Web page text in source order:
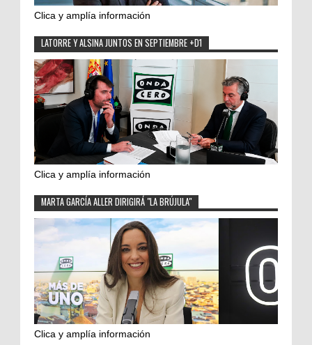
Clica y amplía información
LATORRE Y ALSINA JUNTOS EN SEPTIEMBRE +D1
Clica y amplía información
MARTA GARCÍA ALLER DIRIGIRÁ "LA BRÚJULA"
Clica y amplía información